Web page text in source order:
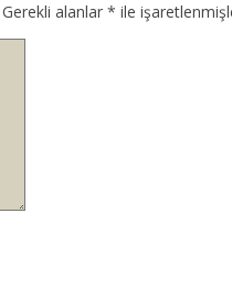
Gerekli alanlar * ile